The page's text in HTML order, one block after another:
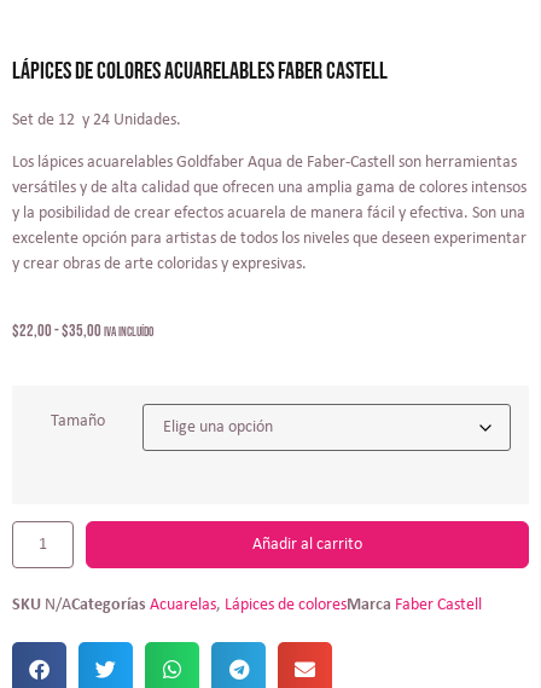
LÁPICES DE COLORES ACUARELABLES FABER CASTELL
Set de 12 y 24 Unidades.
Los lápices acuarelables Goldfaber Aqua de Faber-Castell son herramientas
versátiles y de alta calidad que ofrecen una amplia gama de colores intensos
y la posibilidad de crear efectos acuarela de manera fácil y efectiva. Son una
excelente opción para artistas de todos los niveles que deseen experimentar
y crear obras de arte coloridas y expresivas.
$22,00-$35,00 IVA incluído
Tamaño
Añadir al carrito
SKU N/ACategorías Acuarelas, Lápices de coloresMarca Faber Castell